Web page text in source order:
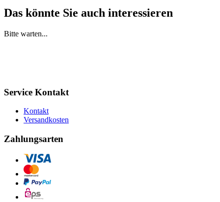
Das könnte Sie auch interessieren
Bitte warten...
Service Kontakt
Kontakt
Versandkosten
Zahlungsarten